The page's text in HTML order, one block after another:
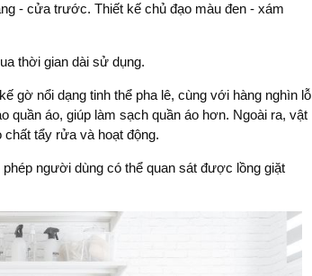
- cửa trước. Thiết kế chủ đạo màu đen - xám
thời gian dài sử dụng.
gờ nổi dạng tinh thể pha lê, cùng với hàng nghìn lỗ
áo, giúp làm sạch quần áo hơn. Ngoài ra, vật
tẩy rửa và hoạt động.
người dùng có thể quan sát được lồng giặt